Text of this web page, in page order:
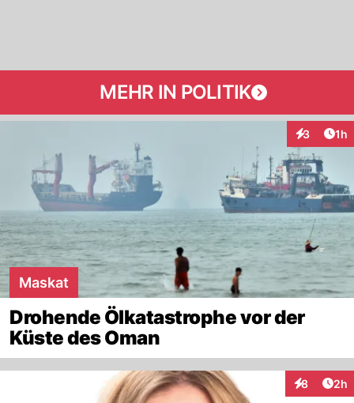
MEHR IN POLITIK
3 1h
Maskat
Drohende Ölkatastrophe vor der
Küste des Oman
8 2h